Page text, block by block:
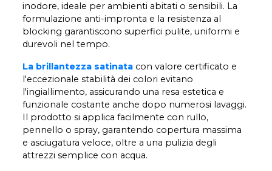
inodore, ideale per ambienti abitati o sensibili. La
formulazione anti-impronta e la resistenza al
blocking garantiscono superfici pulite, uniformi e
durevoli nel tempo.
La brillantezza satinata con valore certificato e
l'eccezionale stabilità dei colori evitano
l'ingiallimento, assicurando una resa estetica e
funzionale costante anche dopo numerosi lavaggi.
Il prodotto si applica facilmente con rullo,
pennello o spray, garantendo copertura massima
e asciugatura veloce, oltre a una pulizia degli
attrezzi semplice con acqua.